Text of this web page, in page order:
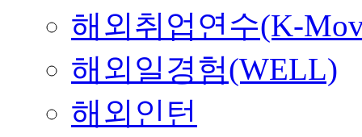
해외취업연수(K-
해외일경험(WELL)
해외인턴